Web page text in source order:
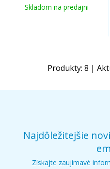
Skladom na predajni
Produkty: 8 |
Najdôležitejšie
Získajte zaujímavé